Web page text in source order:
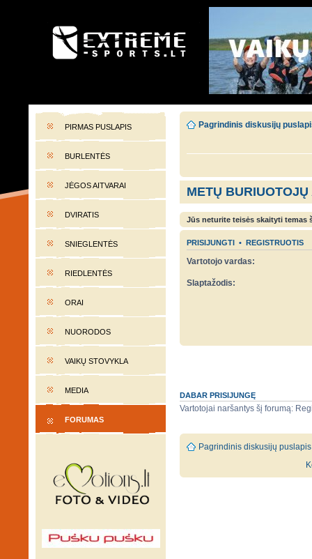
EXTREME-SPORTS.LT
PIRMAS PUSLAPIS
BURLENTĖS
JĖGOS AITVARAI
DVIRATIS
SNIEGLENTĖS
RIEDLENTĖS
ORAI
NUORODOS
VAIKŲ STOVYKLA
MEDIA
FORUMAS
Pagrindinis diskusijų
METŲ
Jūs neturite teisės skaityti temas
PRISIJUNGTI • REGISTRUOTIS
Vartotojo vardas:
Slaptažodis:
DABAR PRISIJUNGĘ
Vartotojai naršantys šį forumą:
Pagrindinis diskusijų puslapis